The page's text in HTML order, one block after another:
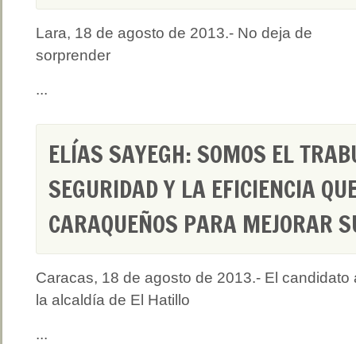
Lara, 18 de agosto de 2013.- No deja de
sorprender
...
ELÍAS SAYEGH: SOMOS EL
SEGURIDAD Y LA EFICIENCIA
CARAQUEÑOS PARA MEJORAR
Caracas, 18 de agosto de 2013.- El candidato
la alcaldía de El Hatillo
...